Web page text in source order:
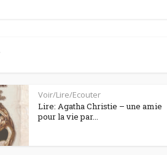
Voir/Lire/Ecouter
Lire: Agatha Christie – une amie
pour la vie par...